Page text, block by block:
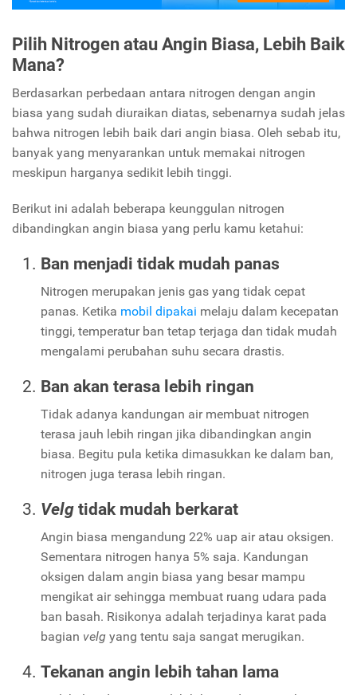
Pilih Nitrogen atau Angin Biasa, Lebih Baik
Mana?
Berdasarkan perbedaan antara nitrogen dengan angin
biasa yang sudah diuraikan diatas, sebenarnya sudah jelas
bahwa nitrogen lebih baik dari angin biasa. Oleh sebab itu,
banyak yang menyarankan untuk memakai nitrogen
meskipun harganya sedikit lebih tinggi.
Berikut ini adalah beberapa keunggulan nitrogen
dibandingkan angin biasa yang perlu kamu ketahui:
Ban menjadi tidak mudah panas
Nitrogen merupakan jenis gas yang tidak cepat
panas. Ketika mobil dipakai melaju dalam kecepatan
tinggi, temperatur ban tetap terjaga dan tidak mudah
mengalami perubahan suhu secara drastis.
Ban akan terasa lebih ringan
Tidak adanya kandungan air membuat nitrogen
terasa jauh lebih ringan jika dibandingkan angin
biasa. Begitu pula ketika dimasukkan ke dalam ban,
nitrogen juga terasa lebih ringan.
Velg tidak mudah berkarat
Angin biasa mengandung 22% uap air atau oksigen.
Sementara nitrogen hanya 5% saja. Kandungan
oksigen dalam angin biasa yang besar mampu
mengikat air sehingga membuat ruang udara pada
ban basah. Risikonya adalah terjadinya karat pada
bagian velg yang tentu saja sangat merugikan.
Tekanan angin lebih tahan lama